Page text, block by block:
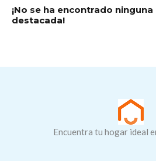
¡No se ha encontrado
destacada!
Encuentra tu hogar ideal